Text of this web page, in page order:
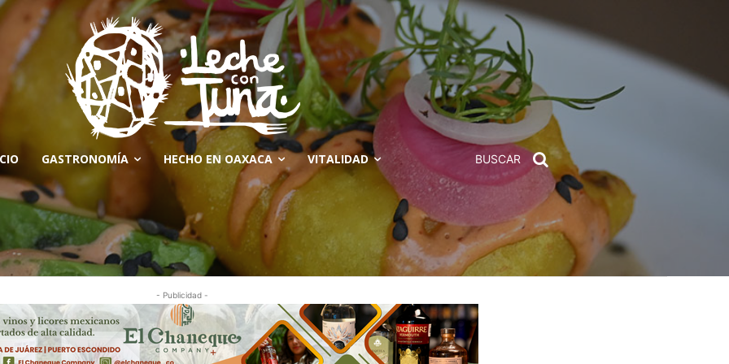
GASTRONOMÍA HECHO EN OAXACA VITALIDAD BUSCAR
- Publicidad -